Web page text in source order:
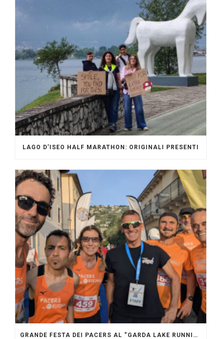
LAGO D’ISEO HALF MARATHON: ORIGINALI PRESENTI
GRANDE FESTA DEI PACERS AL “GARDA LAKE RUNNING FESTIVAL”